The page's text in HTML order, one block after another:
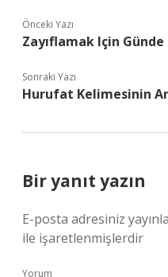
Önceki Yazı
Zayıflamak Için
Sonraki Yazı
Hurufat Kelimesinin
Bir yanıt yazın
E-posta adresiniz
ile işaretlenmişlerdir
Yorum